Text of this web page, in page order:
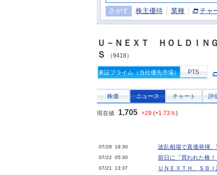
さがす 株主優待 業種 チャ
Ｕ－ＮＥＸＴ ＨＯＬＤＩＮ
Ｓ
（9418）
東証プライム（当社優先市場） PTS
株価 ニュース チャート 評
現在値 1,705 +29 (+1.73％)
07/28 19:30 波乱相場で真価発揮
07/22 05:30 前日に「買われた株
07/21 13:37 ＵＮＥＸＴＨ、ＳＢ